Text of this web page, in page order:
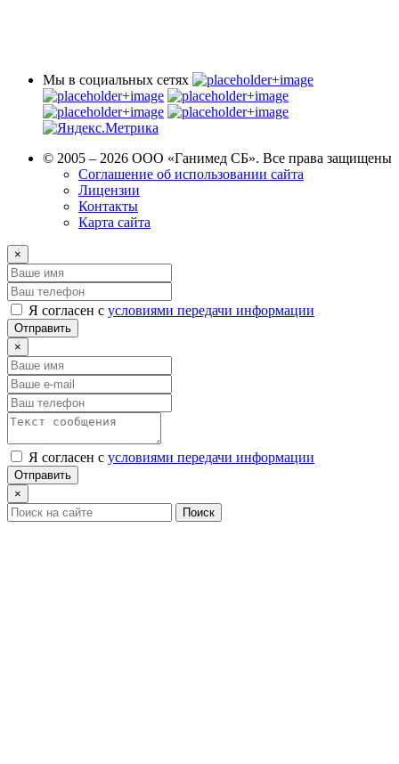
Мы в социальных сетях
© 2005 – 2026 ООО «Ганимед СБ». Все права защищены
Соглашение об использовании сайта
Лицензии
Контакты
Карта сайта
×
Я согласен с условиями передачи информации
×
Я согласен с условиями передачи информации
×
Поиск